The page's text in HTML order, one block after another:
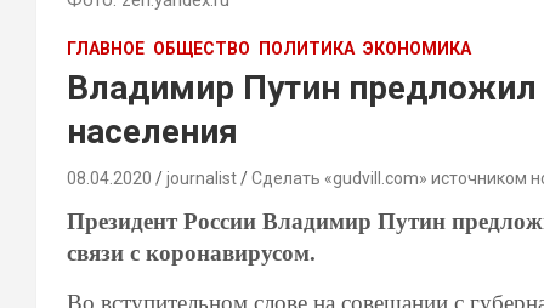
ГЛАВНОЕ ОБЩЕСТВО ПОЛИТИКА ЭКОНОМИКА
Владимир Путин
населения
08.04.2020 journalist Сделать «gudvill.com» источником
Президент России Владимир Путин
связи с коронавирусом.
Во вступительном слове на совещании с